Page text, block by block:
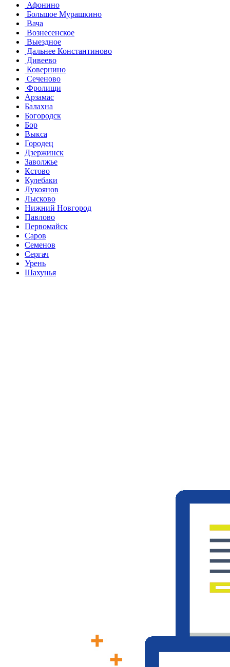
Афонино
Большое Мурашкино
Вача
Вознесенское
Выездное
Дальнее Константиново
Дивеево
Ковернино
Сеченово
Фролищи
Арзамас
Балахна
Богородск
Бор
Выкса
Городец
Дзержинск
Заволжье
Кстово
Кулебаки
Лукоянов
Лысково
Нижний Новгород
Павлово
Первомайск
Саров
Семенов
Сергач
Урень
Шахунья